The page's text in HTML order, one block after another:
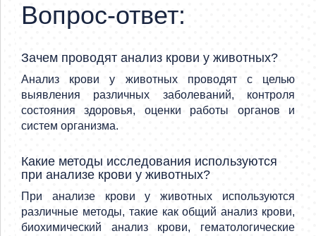
Вопрос-ответ:
Зачем проводят анализ крови у животных?
Анализ крови у животных проводят с целью
выявления различных заболеваний, контроля
состояния здоровья, оценки работы органов и
систем организма.
Какие методы исследования используются
при анализе крови у животных?
При анализе крови у животных используются
различные методы, такие как общий анализ крови,
биохимический анализ крови, гематологические